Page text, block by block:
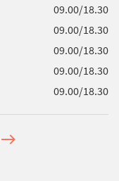
09.00/18.30
09.00/18.30
09.00/18.30
09.00/18.30
09.00/18.30
east